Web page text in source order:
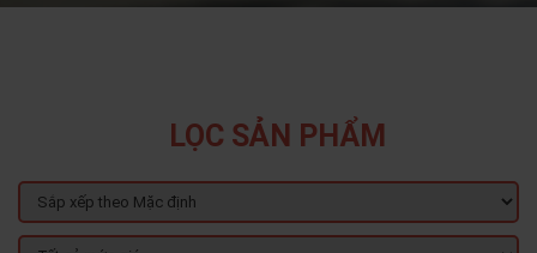
LỌC SẢN PHẨM